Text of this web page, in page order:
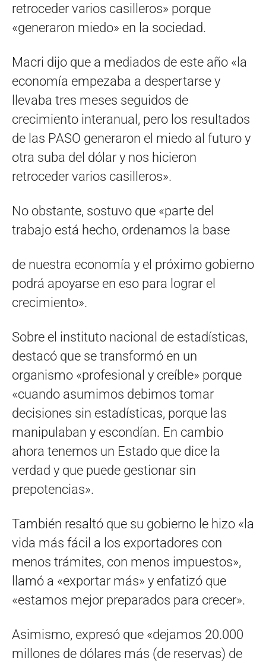
retroceder varios casilleros» porque
«generaron miedo» en la sociedad.
Macri dijo que a mediados de este año «la
economía empezaba a despertarse y
llevaba tres meses seguidos de
crecimiento interanual, pero los resultados
de las PASO generaron el miedo al futuro y
otra suba del dólar y nos hicieron
retroceder varios casilleros».
No obstante, sostuvo que «parte del
trabajo está hecho, ordenamos la base
de nuestra economía y el próximo gobierno
podrá apoyarse en eso para lograr el
crecimiento».
Sobre el instituto nacional de estadísticas,
destacó que se transformó en un
organismo «profesional y creíble» porque
«cuando asumimos debimos tomar
decisiones sin estadísticas, porque las
manipulaban y escondían. En cambio
ahora tenemos un Estado que dice la
verdad y que puede gestionar sin
prepotencias».
También resaltó que su gobierno le hizo «la
vida más fácil a los exportadores con
menos trámites, con menos impuestos»,
llamó a «exportar más» y enfatizó que
«estamos mejor preparados para crecer».
Asimismo, expresó que «dejamos 20.000
millones de dólares más (de reservas) de